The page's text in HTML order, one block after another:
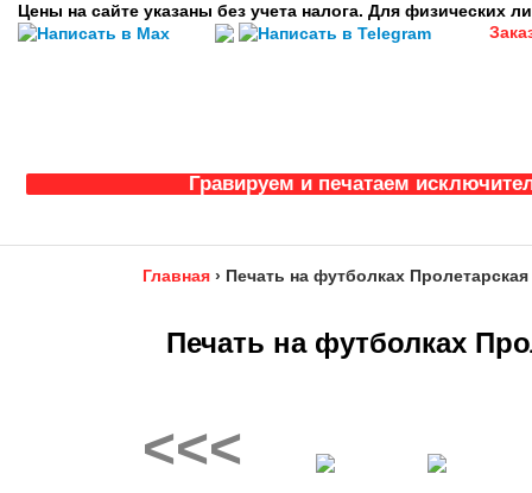
Цены на сайте указаны без учета налога. Для физических
Гравируем и печатаем
Главная › Печать на футболках Пролетарская
Печать на футболках
<<<